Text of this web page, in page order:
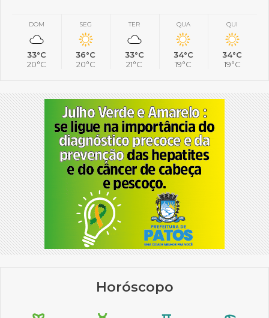
DOM
33°C
20°C
SEG
36°C
20°C
TER
33°C
21°C
QUA
34°C
19°C
QUI
34°C
19°C
Horóscopo